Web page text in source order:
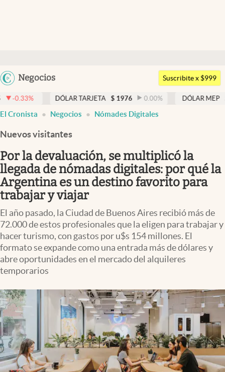
Argentina
Uruguay
Negocios
Members
Economía y Política
Finanzas y Mercados
Mercados Online
Negocios
Columnistas
Otras secciones
Apertura
Infotechnology
Clase
Clima
Mundial 2026
Eventos Corporativos
El Cronista Studio
Mediakit
abre en nueva pestaña
Suscribite x $999
DÓLAR TARJETA $ 1976 0.00% DÓLAR MEP 1524,46
El Cronista Negocios Nómades Digitales
Nuevos visitantes
Por la devaluación, se multiplicó la
llegada de nómadas digitales: por qué la
Argentina es un destino favorito para
trabajar y viajar
El año pasado, la Ciudad de Buenos Aires recibió más de
72.000 de estos profesionales que la eligen para trabajar y
hacer turismo, con gastos por u$s 154 millones. El
formato se expande como una entrada más de dólares y
abre oportunidades en el mercado del alquileres
temporarios